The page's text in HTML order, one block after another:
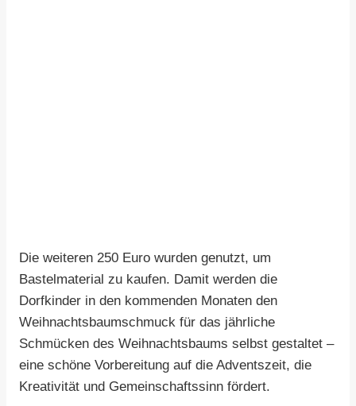
Die weiteren 250 Euro wurden genutzt, um
Bastelmaterial zu kaufen. Damit werden die
Dorfkinder in den kommenden Monaten den
Weihnachtsbaumschmuck für das jährliche
Schmücken des Weihnachtsbaums selbst gestaltet –
eine schöne Vorbereitung auf die Adventszeit, die
Kreativität und Gemeinschaftssinn fördert.